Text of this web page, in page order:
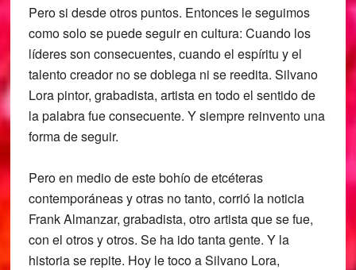
Pero si desde otros puntos. Entonces le seguimos
como solo se puede seguir en cultura: Cuando los
líderes son consecuentes, cuando el espíritu y el
talento creador no se doblega ni se reedita. Silvano
Lora pintor, grabadista, artista en todo el sentido de
la palabra fue consecuente. Y siempre reinvento una
forma de seguir.
Pero en medio de este bohío de etcéteras
contemporáneas y otras no tanto, corrió la noticia
Frank Almanzar, grabadista, otro artista que se fue,
con el otros y otros. Se ha ido tanta gente. Y la
historia se repite. Hoy le toco a Silvano Lora,